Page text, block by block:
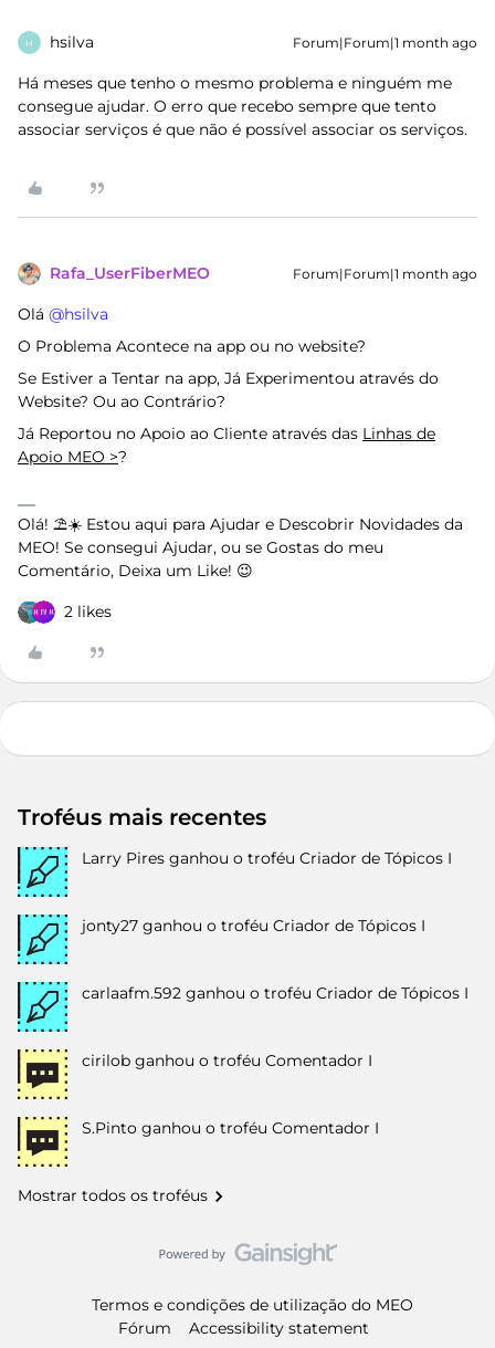
H hsilva Forum|Forum|1 month ago
Há meses que tenho o mesmo problema e ninguém me
consegue ajudar. O erro que recebo sempre que tento
associar serviços é que não é possível associar os serviços.
Rafa_UserFiberMEO Forum|Forum|1 month ago
Olá ​ @hsilva
O Problema Acontece na app ou no website?
Se Estiver a Tentar na app, Já Experimentou através do
Website? Ou ao Contrário?
Já Reportou no Apoio ao Cliente através das Linhas de
Apoio MEO >?
Olá! ⛱️☀️ Estou aqui para Ajudar e Descobrir Novidades da
MEO! Se consegui Ajudar, ou se Gostas do meu
Comentário, Deixa um Like! 😉
2 likes
Troféus mais recentes
Larry Pires ganhou o troféu Criador de Tópicos I
jonty27 ganhou o troféu Criador de Tópicos I
carlaafm.592 ganhou o troféu Criador de Tópicos I
cirilob ganhou o troféu Comentador I
S.Pinto ganhou o troféu Comentador I
Mostrar todos os troféus
Termos e condições de utilização do MEO
Fórum
Accessibility statement